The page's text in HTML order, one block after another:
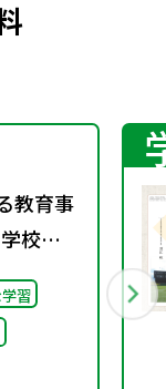
教育事
校に
習の時
査
習